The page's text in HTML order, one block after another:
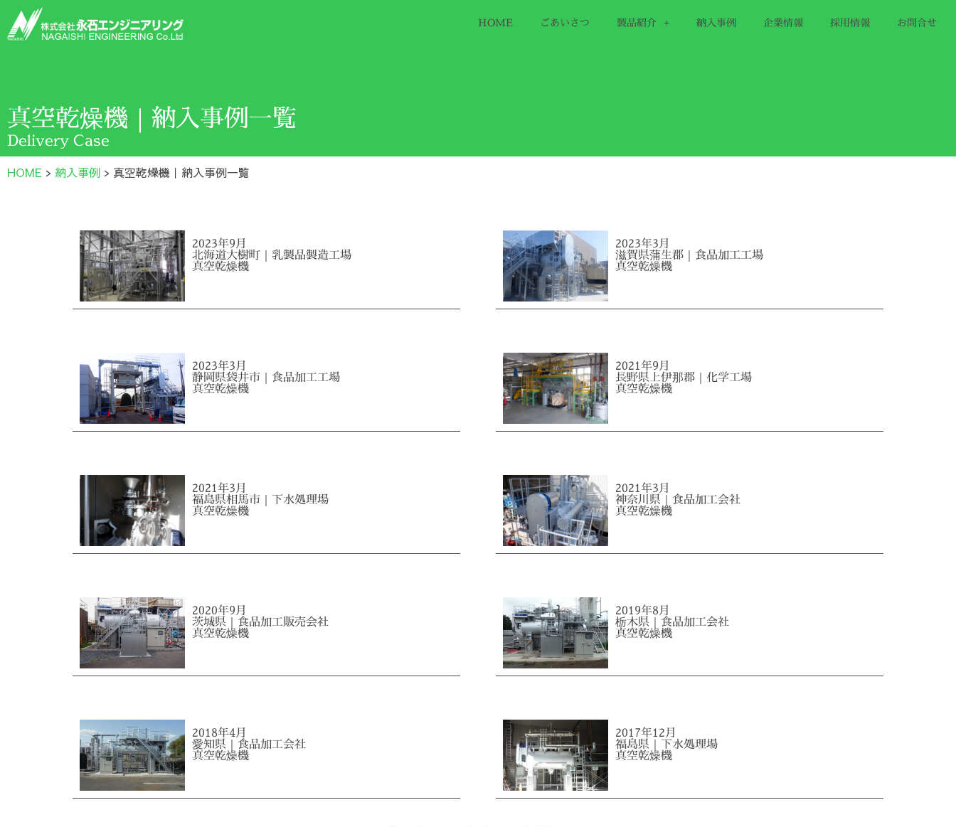
HOME ごあいさつ 製品紹介 納入事例 企業情報 採用情報 お問合せ
真空乾燥機｜納入事例一覧
Delivery Case
HOME > 納入事例 > 真空乾燥機｜納入事例一覧
2023年9月
北海道大樹町｜乳製品製造工場
真空乾燥機
2023年3月
滋賀県蒲生郡｜食品加工工場
真空乾燥機
2023年3月
静岡県袋井市｜食品加工工場
真空乾燥機
2021年9月
長野県上伊那郡｜化学工場
真空乾燥機
2021年3月
福島県相馬市｜下水処理場
真空乾燥機
2021年3月
神奈川県｜食品加工会社
真空乾燥機
2020年9月
茨城県｜食品加工販売会社
真空乾燥機
2019年8月
栃木県｜食品加工会社
真空乾燥機
2018年4月
愛知県｜食品加工会社
真空乾燥機
2017年12月
福島県｜下水処理場
真空乾燥機